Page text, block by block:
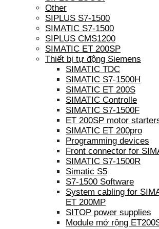
Other
SIPLUS S7-1500
SIMATIC S7-1500
SIPLUS CMS1200
SIMATIC ET 200SP
Thiết bị tự động Siemens
SIMATIC TDC
SIMATIC S7-1500H
SIMATIC ET 200S
SIMATIC Controlle
SIMATIC S7-1500F
ET 200SP motor
SIMATIC ET 200pro
Programming devices
Front connector for
SIMATIC S7-1500R
Simatic S5
S7-1500 Software
System cabling for
ET 200MP
SITOP power supplies
Module mở rộng